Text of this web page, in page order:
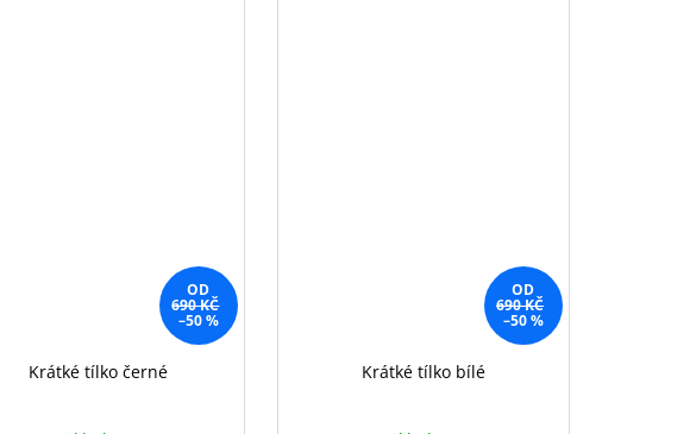
OD
690 KČ
–50 %
Krátké tílko černé
OD
690 KČ
–50 %
Krátké tílko bílé